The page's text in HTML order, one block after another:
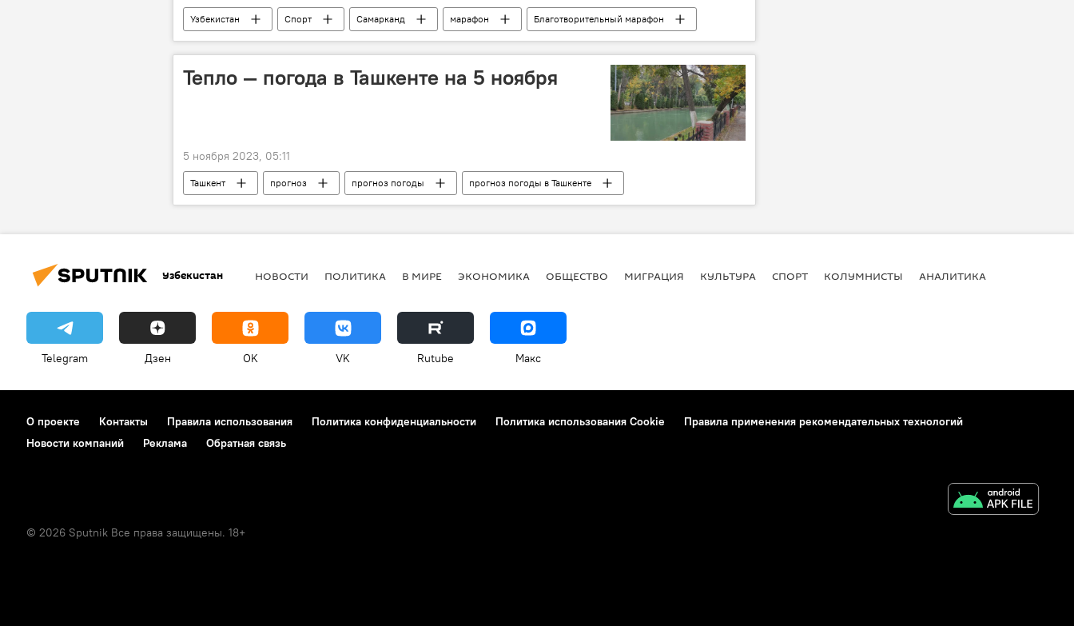
Узбекистан Спорт Самарканд марафон Благотворительный марафон
Тепло — погода в Ташкенте на 5 ноября
5 ноября 2023, 05:11
Ташкент прогноз прогноз погоды
прогноз погоды в Ташкенте
Узгидромет
Узбекистан НОВОСТИ ПОЛИТИКА В МИРЕ ЭКОНОМИКА ОБЩЕСТВО МИГРАЦИЯ КУЛЬТУРА СПОРТ КОЛУМНИСТЫ АНАЛИТИКА
Telegram Дзен OK VK Rutube Макс
О проекте Контакты Правила использования Политика конфиденциальности Политика использования Cookie
Правила применения рекомендательных технологий
Новости компаний
Реклама Обратная связь
© 2026 Sputnik Все права защищены. 18+